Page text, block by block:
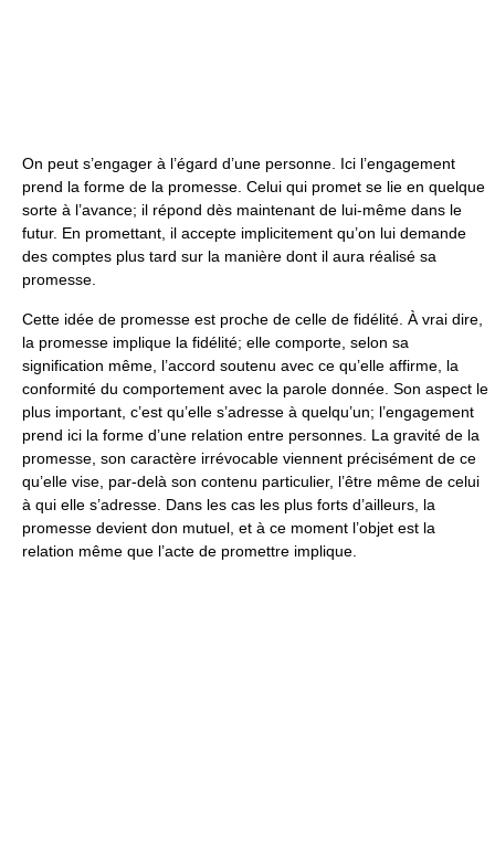
On peut s’engager à l’égard d’une personne. Ici l’engagement
prend la forme de la promesse. Celui qui promet se lie en quelque
sorte à l’avance; il répond dès maintenant de lui-même dans le
futur. En promettant, il accepte implicitement qu’on lui demande
des comptes plus tard sur la manière dont il aura réalisé sa
promesse.
Cette idée de promesse est proche de celle de fidélité. À vrai dire,
la promesse implique la fidélité; elle comporte, selon sa
signification même, l’accord soutenu avec ce qu’elle affirme, la
conformité du comportement avec la parole donnée. Son aspect le
plus important, c’est qu’elle s’adresse à quelqu’un; l’engagement
prend ici la forme d’une relation entre personnes. La gravité de la
promesse, son caractère irrévocable viennent précisément de ce
qu’elle vise, par-delà son contenu particulier, l’être même de celui
à qui elle s’adresse. Dans les cas les plus forts d’ailleurs, la
promesse devient don mutuel, et à ce moment l’objet est la
relation même que l’acte de promettre implique.